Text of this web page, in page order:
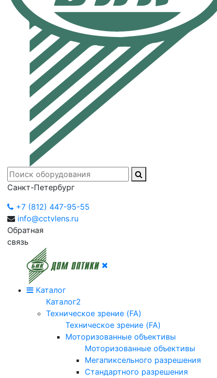
Санкт-Петербург
+7 (812) 447-95-55
info@cctvlens.ru
Обратная
связь
Каталог
Каталог2
Техническое зрение (FA)
Техническое зрение (FA)
Моторизованные объективы
Моторизованные объективы
Мегапиксельного разрешения
Стандартного разрешения